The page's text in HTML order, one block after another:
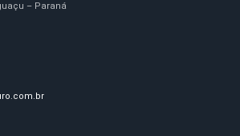
– Paraná